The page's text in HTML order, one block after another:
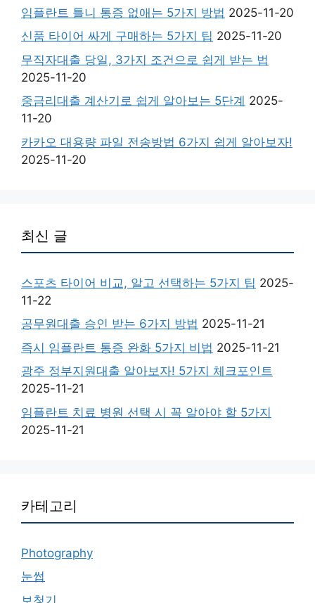
임플란트 틀니 통증 없애는 5가지 방법 2025-11-20
신품 타이어 싸게 구매하는 5가지 팁 2025-11-20
무직자대출 당일, 3가지 조건으로 쉽게 받는 법
2025-11-20
중금리대출 계산기로 쉽게 알아보는 5단계 2025-
11-20
카카오 대용량 파일 전송방법 6가지 쉽게 알아보자!
2025-11-20
최신 글
스포츠 타이어 비교, 알고 선택하는 5가지 팁 2025-
11-22
공무원대출 승인 받는 6가지 방법 2025-11-21
즉시 임플란트 통증 완화 5가지 비법 2025-11-21
광주 정부지원대출 알아보자! 5가지 체크포인트
2025-11-21
임플란트 치료 병원 선택 시 꼭 알아야 할 5가지
2025-11-21
카테고리
Photography
눈썹
보청기